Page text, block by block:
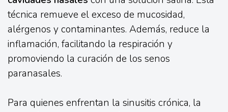
técnica remueve el exceso de mucosidad,
alérgenos y contaminantes. Además, reduce la
inflamación, facilitando la respiración y
promoviendo la curación de los senos
paranasales.
Para quienes enfrentan la sinusitis crónica, la